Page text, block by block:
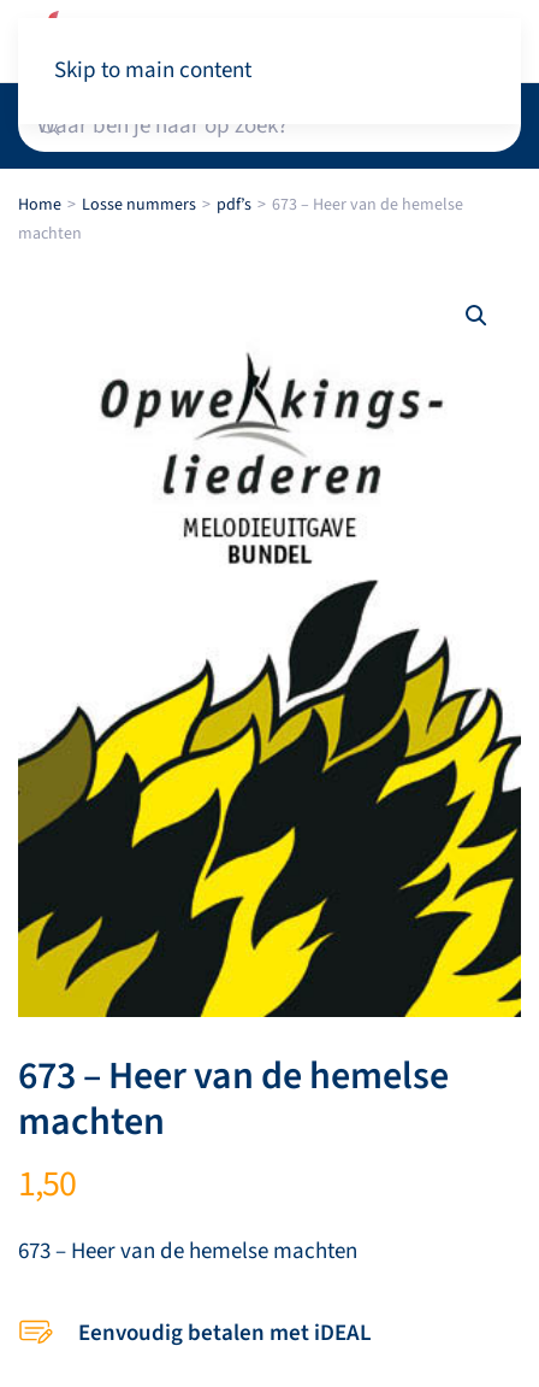
Skip to main content
Home Losse nummers pdf’s
673 – Heer van de hemelse
machten
673 – Heer van de hemelse
machten
1,50
673 – Heer van de hemelse machten
Eenvoudig betalen met iDEAL